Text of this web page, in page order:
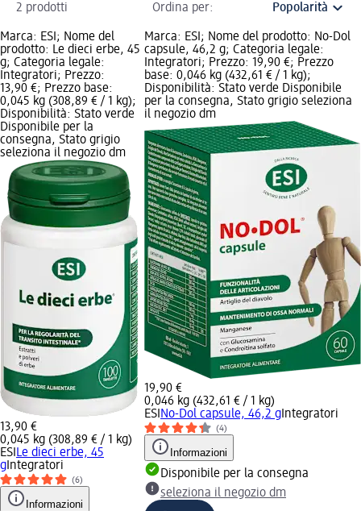
2 prodotti Ordina per:
Marca: ESI; Nome del
prodotto: Le dieci erbe, 45
g; Categoria legale:
Integratori; Prezzo:
13,90 €; Prezzo base:
0,045 kg (308,89 € / 1 kg);
Disponibilità: Stato verde
Disponibile per la
consegna, Stato grigio
seleziona il negozio dm
13,90 €
0,045 kg (308,89 € / 1 kg)
ESI Le dieci erbe, 45
g Integratori
(6)
Informazioni
Marca: ESI; Nome del prodotto: No-Dol
capsule, 46,2 g; Categoria legale:
Integratori; Prezzo: 19,90 €; Prezzo
base: 0,046 kg (432,61 € / 1 kg);
Disponibilità: Stato verde Disponibile
per la consegna, Stato grigio seleziona
il negozio dm
19,90 €
0,046 kg (432,61 € / 1 kg)
ESI No-Dol capsule, 46,2 g Integratori
(4)
Informazioni
Disponibile per la consegna
seleziona il negozio dm